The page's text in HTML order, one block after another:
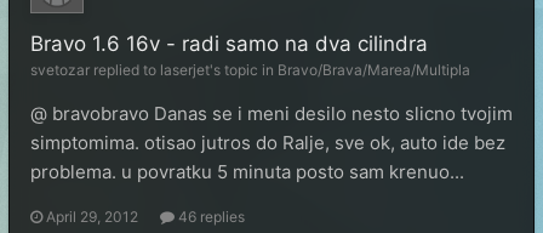
Bravo 1.6 16v - radi samo na dva cilindra
svetozar replied to laserjet's topic in Bravo/Brava/Marea/Multipla
@ bravobravo Danas se i meni desilo nesto slicno tvojim
simptomima. otisao jutros do Ralje, sve ok, auto ide bez
problema. u povratku 5 minuta posto sam krenuo...
April 29, 2012 46 replies